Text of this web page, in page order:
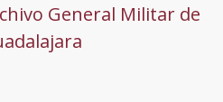
General Militar de